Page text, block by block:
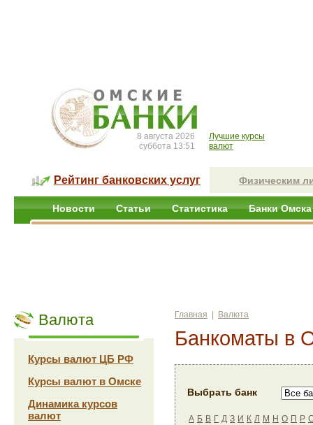
8 августа 2026
суббота 13:51
Лучшие курсы
валют
Рейтинг банковских услуг Физическим
Новости Статьи Статистика Банки Омска
Валюта
Курсы валют ЦБ РФ
Курсы валют в Омске
Динамика курсов
валют
Главная Валюта
Банкоматы в
Выбрать банк
А Б В Г Д З И К Л М Н О П Р